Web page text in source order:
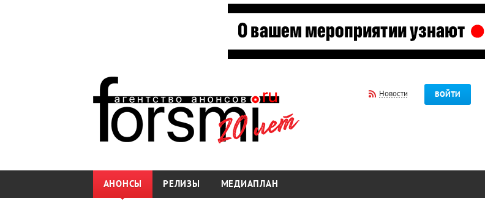
Новости ВОЙТИ
АНОНСЫ РЕЛИЗЫ МЕДИАПЛАН